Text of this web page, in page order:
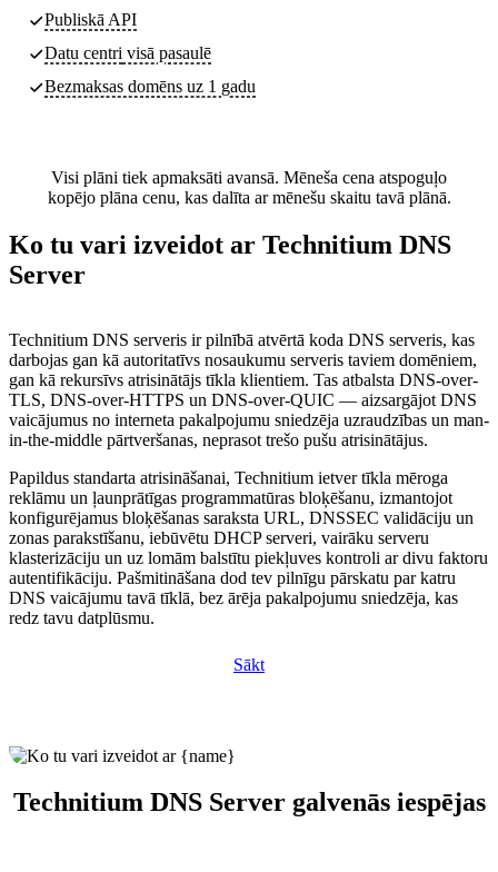
Publiskā API
Datu centri visā pasaulē
Bezmaksas domēns uz 1 gadu
Visi plāni tiek apmaksāti avansā. Mēneša cena atspoguļo
kopējo plāna cenu, kas dalīta ar mēnešu skaitu tavā plānā.
Ko tu vari izveidot ar Technitium DNS
Server
Technitium DNS serveris ir pilnībā atvērtā koda DNS serveris, kas
darbojas gan kā autoritatīvs nosaukumu serveris taviem domēniem,
gan kā rekursīvs atrisinātājs tīkla klientiem. Tas atbalsta DNS-over-
TLS, DNS-over-HTTPS un DNS-over-QUIC — aizsargājot DNS
vaicājumus no interneta pakalpojumu sniedzēja uzraudzības un man-
in-the-middle pārtveršanas, neprasot trešo pušu atrisinātājus.
Papildus standarta atrisināšanai, Technitium ietver tīkla mēroga
reklāmu un ļaunprātīgas programmatūras bloķēšanu, izmantojot
konfigurējamus bloķēšanas saraksta URL, DNSSEC validāciju un
zonas parakstīšanu, iebūvētu DHCP serveri, vairāku serveru
klasterizāciju un uz lomām balstītu piekļuves kontroli ar divu faktoru
autentifikāciju. Pašmitināšana dod tev pilnīgu pārskatu par katru
DNS vaicājumu tavā tīklā, bez ārēja pakalpojumu sniedzēja, kas
redz tavu datplūsmu.
Sākt
Technitium DNS Server galvenās iespējas